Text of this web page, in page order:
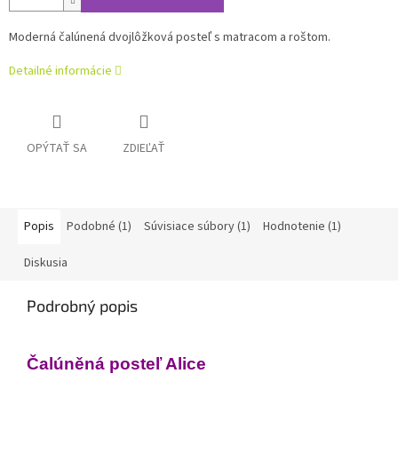
Moderná čalúnená dvojlôžková posteľ s matracom a roštom.
Detailné informácie
OPÝTAŤ SA ZDIEĽAŤ
Popis Podobné (1) Súvisiace súbory (1) Hodnotenie (1)
Diskusia
Podrobný popis
Čalúněná posteľ Alice